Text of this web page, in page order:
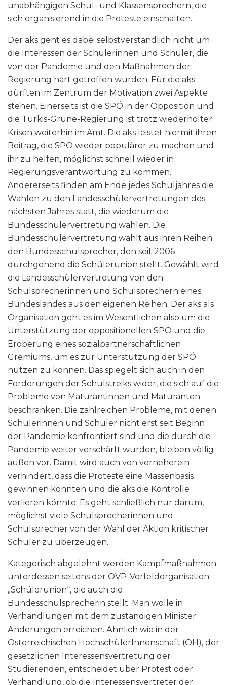
unabhängigen Schul- und Klassensprechern, die
sich organisierend in die Proteste einschalten.
Der aks geht es dabei selbstverständlich nicht um
die Interessen der Schülerinnen und Schüler, die
von der Pandemie und den Maßnahmen der
Regierung hart getroffen wurden. Für die aks
dürften im Zentrum der Motivation zwei Aspekte
stehen. Einerseits ist die SPÖ in der Opposition und
die Türkis-Grüne-Regierung ist trotz wiederholter
Krisen weiterhin im Amt. Die aks leistet hiermit ihren
Beitrag, die SPÖ wieder populärer zu machen und
ihr zu helfen, möglichst schnell wieder in
Regierungsverantwortung zu kommen.
Andererseits finden am Ende jedes Schuljahres die
Wahlen zu den Landesschülervertretungen des
nächsten Jahres statt, die wiederum die
Bundesschülervertretung wählen. Die
Bundesschülervertretung wählt aus ihren Reihen
den Bundesschulsprecher, den seit 2006
durchgehend die Schülerunion stellt. Gewählt wird
die Landesschülervertretung von den
Schulsprecherinnen und Schulsprechern eines
Bundeslandes aus den eigenen Reihen. Der aks als
Organisation geht es im Wesentlichen also um die
Unterstützung der oppositionellen SPÖ und die
Eroberung eines sozialpartnerschaftlichen
Gremiums, um es zur Unterstützung der SPÖ
nutzen zu können. Das spiegelt sich auch in den
Forderungen der Schulstreiks wider, die sich auf die
Probleme von Maturantinnen und Maturanten
beschränken. Die zahlreichen Probleme, mit denen
Schülerinnen und Schüler nicht erst seit Beginn
der Pandemie konfrontiert sind und die durch die
Pandemie weiter verschärft wurden, bleiben völlig
außen vor. Damit wird auch von vorneherein
verhindert, dass die Proteste eine Massenbasis
gewinnen könnten und die aks die Kontrolle
verlieren könnte. Es geht schließlich nur darum,
möglichst viele Schulsprecherinnen und
Schulsprecher von der Wahl der Aktion kritischer
Schüler zu überzeugen.
Kategorisch abgelehnt werden Kampfmaßnahmen
unterdessen seitens der ÖVP-Vorfeldorganisation
„Schülerunion“, die auch die
Bundesschulsprecherin stellt. Man wolle in
Verhandlungen mit dem zuständigen Minister
Änderungen erreichen. Ähnlich wie in der
Österreichischen HochschülerInnenschaft (ÖH), der
gesetzlichen Interessensvertretung der
Studierenden, entscheidet über Protest oder
Verhandlung, ob die Interessensvertreter der